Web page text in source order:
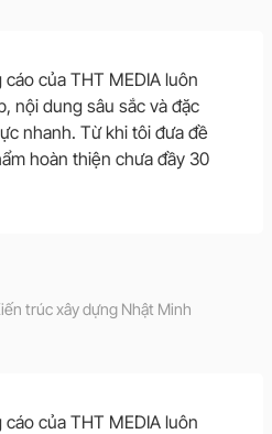
của THT MEDIA luôn
nội dung sâu sắc và đặc
nhanh. Từ khi tôi đưa đề
hoàn thiện chưa đầy 30
trúc xây dựng Nhật Minh
của THT MEDIA luôn